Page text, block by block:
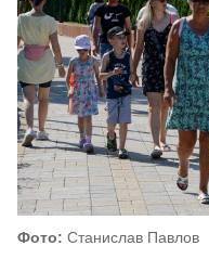
Фото: Станислав Павлов